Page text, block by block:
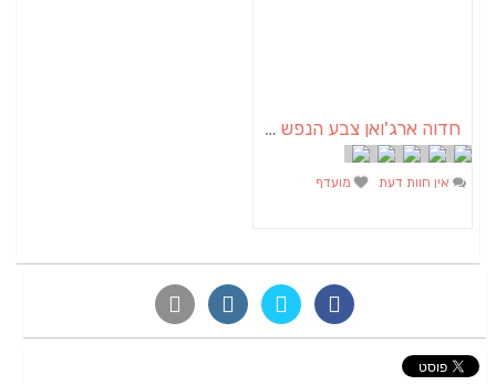
חדוה ארג'ואן צבע הנפש | אבחון וטיפול בצבע האורה סומא | אימון טיפולי באומנות
אין חוות דעת מועדף